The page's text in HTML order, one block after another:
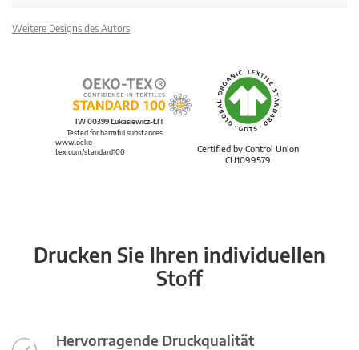
Weitere Designs des Autors
Certified by Control Union
CU1099579
IW 00399 Łukasiewicz-ŁIT
Tested for harmful substances.
www.oeko-
tex.com/standard100
Drucken Sie Ihren individuellen
Stoff
Hervorragende Druckqualität